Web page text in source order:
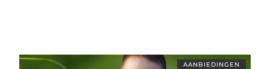
AANBIEDINGEN